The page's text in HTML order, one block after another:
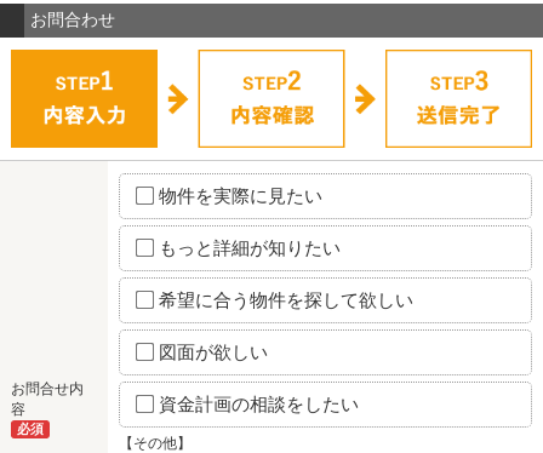
お問合わせ
お問合せ内
容
必須
物件を実際に見たい
もっと詳細が知りたい
希望に合う物件を探して欲しい
図面が欲しい
資金計画の相談をしたい
【その他】